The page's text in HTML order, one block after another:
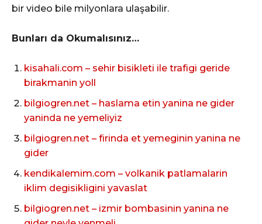
bir video bile milyonlara ulaşabilir.
Bunları da Okumalısınız…
kisahali.com – sehir bisikleti ile trafigi geride
birakmanin yoll
bilgiogren.net – haslama etin yanina ne gider
yaninda ne yemeliyiz
bilgiogren.net – firinda et yemeginin yanina ne
gider
kendikalemim.com – volkanik patlamalarin
iklim degisikligini yavaslat
bilgiogren.net – izmir bombasinin yanina ne